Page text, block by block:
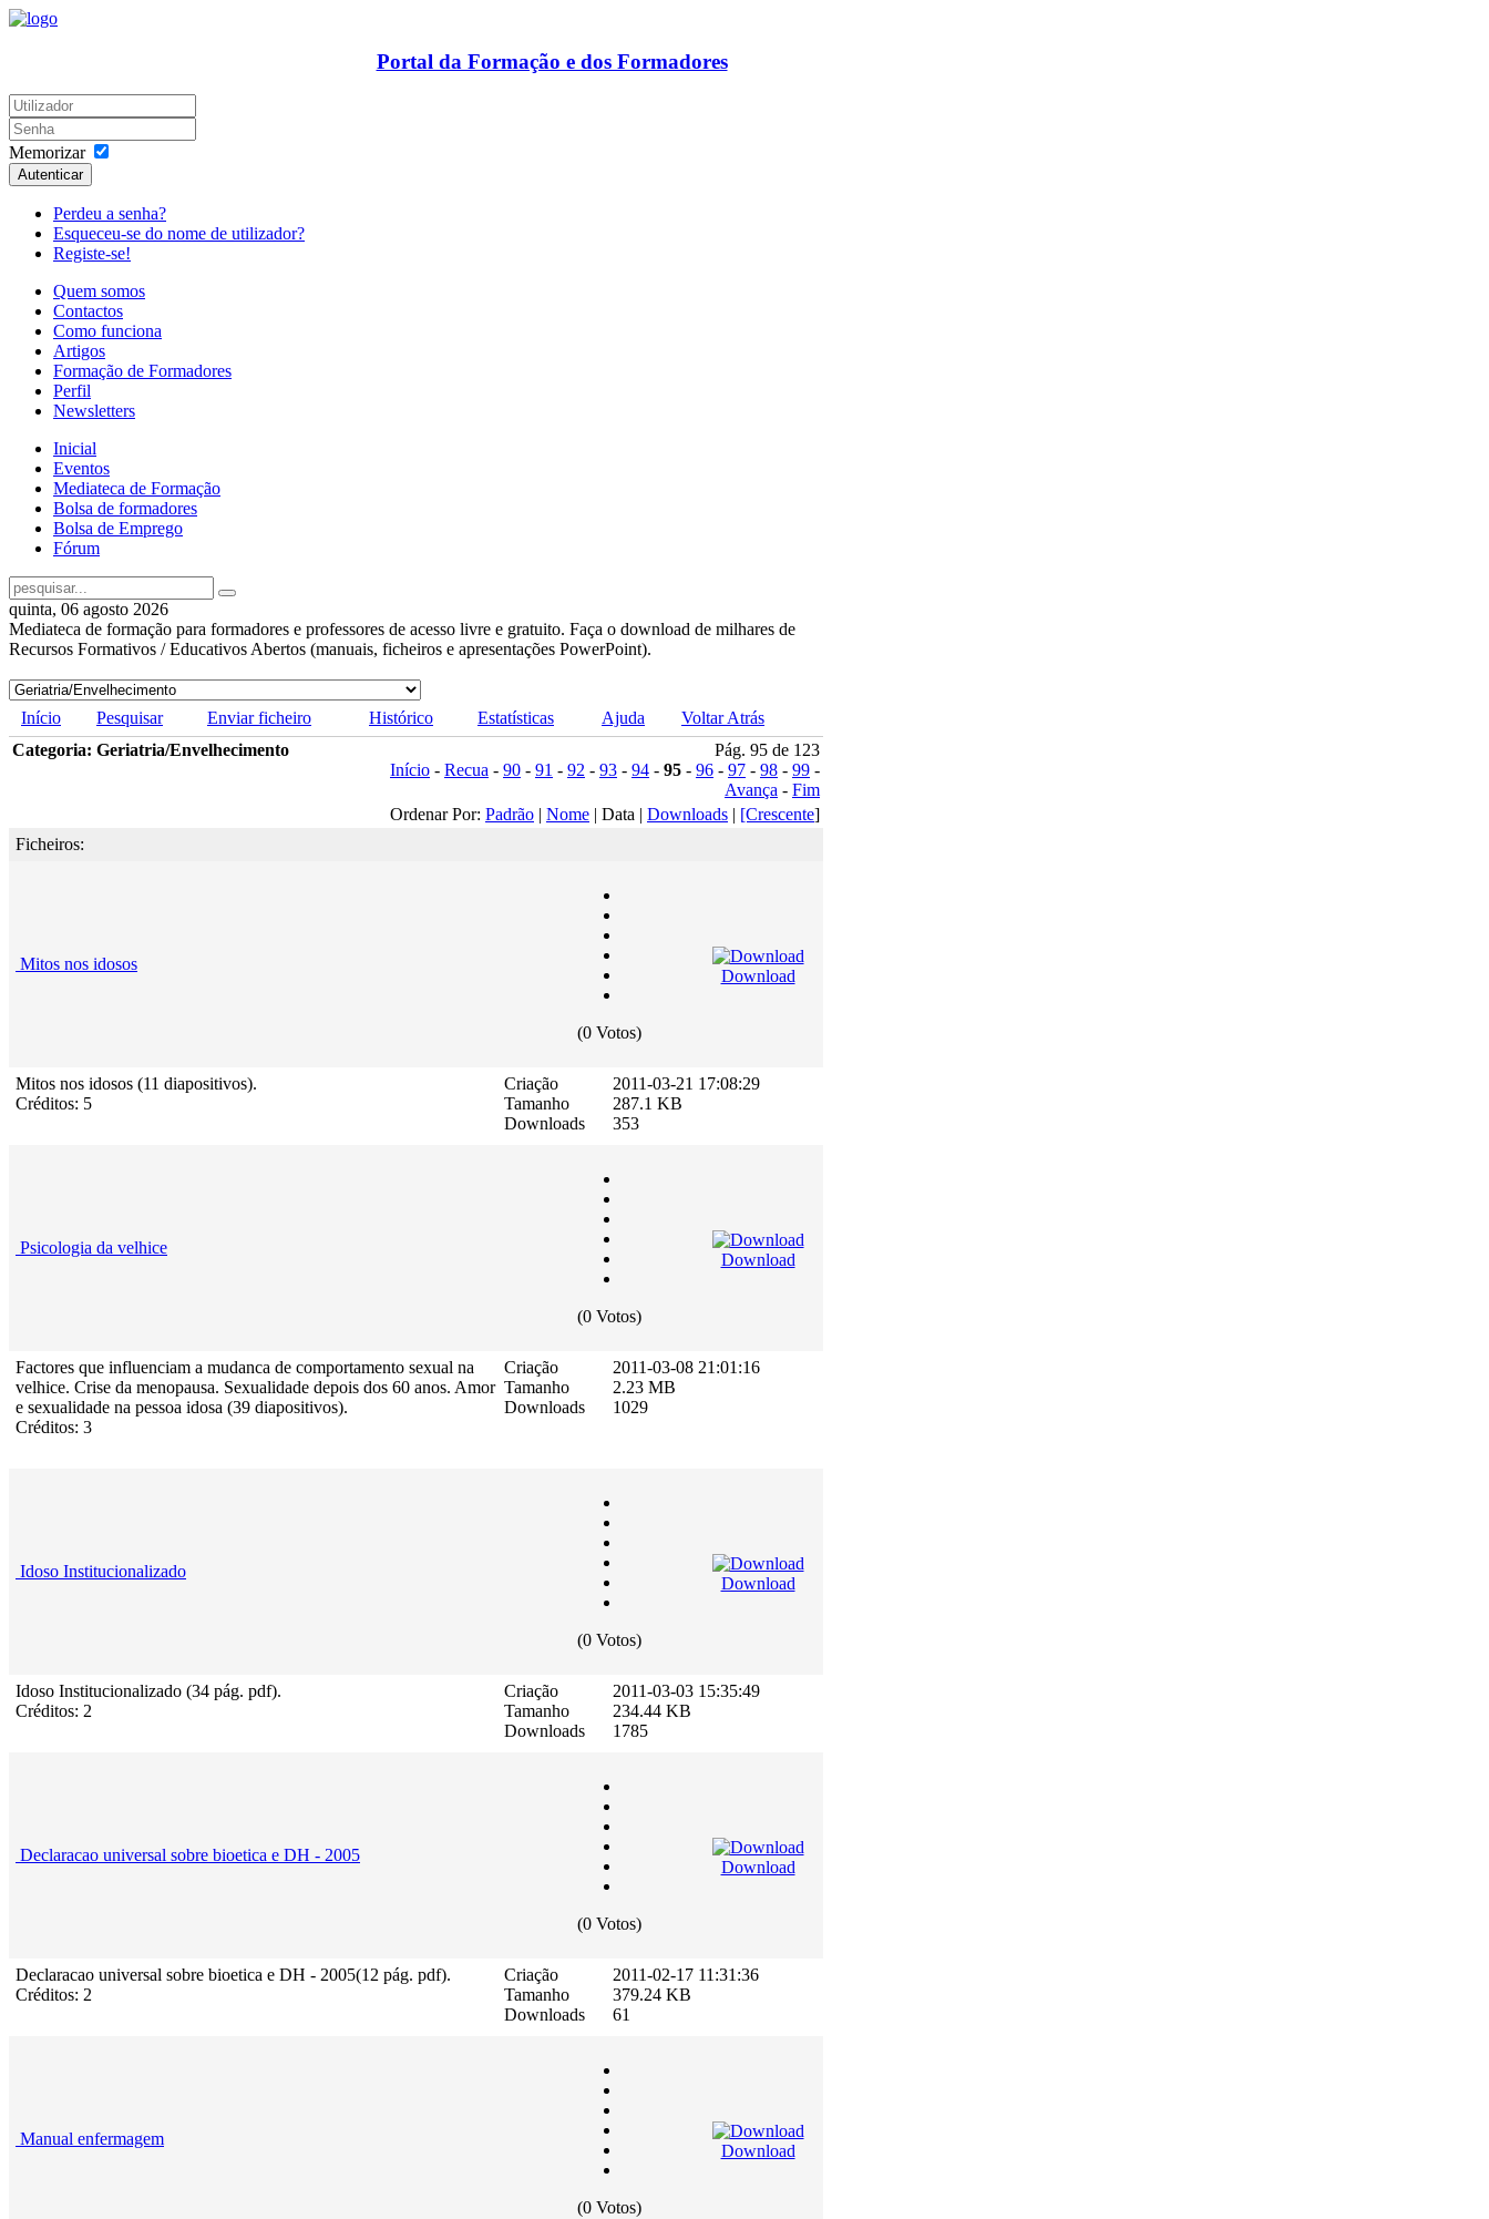
Portal da Formação e dos Formadores
Memorizar
Autenticar
Perdeu a senha?
Esqueceu-se do nome de utilizador?
Registe-se!
Quem somos
Contactos
Como funciona
Artigos
Formação de Formadores
Perfil
Newsletters
Inicial
Eventos
Mediateca de Formação
Bolsa de formadores
Bolsa de Emprego
Fórum
quinta, 06 agosto 2026
Mediateca de formação para formadores e professores de acesso livre e gratuito. Faça o download de milhares de
Recursos Formativos / Educativos Abertos (manuais, ficheiros e apresentações PowerPoint).
Início Pesquisar Enviar ficheiro Histórico Estatísticas Ajuda
Voltar Atrás
Categoria: Geriatria/Envelhecimento
Pág. 95 de 123
Início - Recua - 90 - 91 - 92 - 93 - 94 - 95 - 96 - 97 - 98 - 99 -
Avança - Fim
Ordenar Por: Padrão | Nome | Data | Downloads | [Crescente]
Ficheiros:
Mitos nos idosos
(0 Votos)
Download
Mitos nos idosos (11 diapositivos).
Créditos: 5
Criação
Tamanho
Downloads
2011-03-21 17:08:29
287.1 KB
353
Psicologia da velhice
(0 Votos)
Download
Factores que influenciam a mudanca de comportamento sexual na
velhice. Crise da menopausa. Sexualidade depois dos 60 anos. Amor
e sexualidade na pessoa idosa (39 diapositivos).
Créditos: 3
Criação
Tamanho
Downloads
2011-03-08 21:01:16
2.23 MB
1029
Idoso Institucionalizado
(0 Votos)
Download
Idoso Institucionalizado (34 pág. pdf).
Créditos: 2
Criação
Tamanho
Downloads
2011-03-03 15:35:49
234.44 KB
1785
Declaracao universal sobre bioetica e DH - 2005
(0 Votos)
Download
Declaracao universal sobre bioetica e DH - 2005(12 pág. pdf).
Créditos: 2
Criação
Tamanho
Downloads
2011-02-17 11:31:36
379.24 KB
61
Manual enfermagem
(0 Votos)
Download